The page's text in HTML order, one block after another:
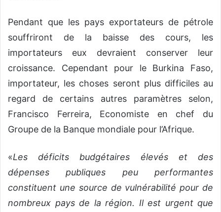
Pendant que les pays exportateurs de pétrole
souffriront de la baisse des cours, les
importateurs eux devraient conserver leur
croissance. Cependant pour le Burkina Faso,
importateur, les choses seront plus difficiles au
regard de certains autres paramètres selon,
Francisco Ferreira, Economiste en chef du
Groupe de la Banque mondiale pour l’Afrique.
«Les déficits budgétaires élevés et des
dépenses publiques peu performantes
constituent une source de vulnérabilité pour de
nombreux pays de la région. Il est urgent que